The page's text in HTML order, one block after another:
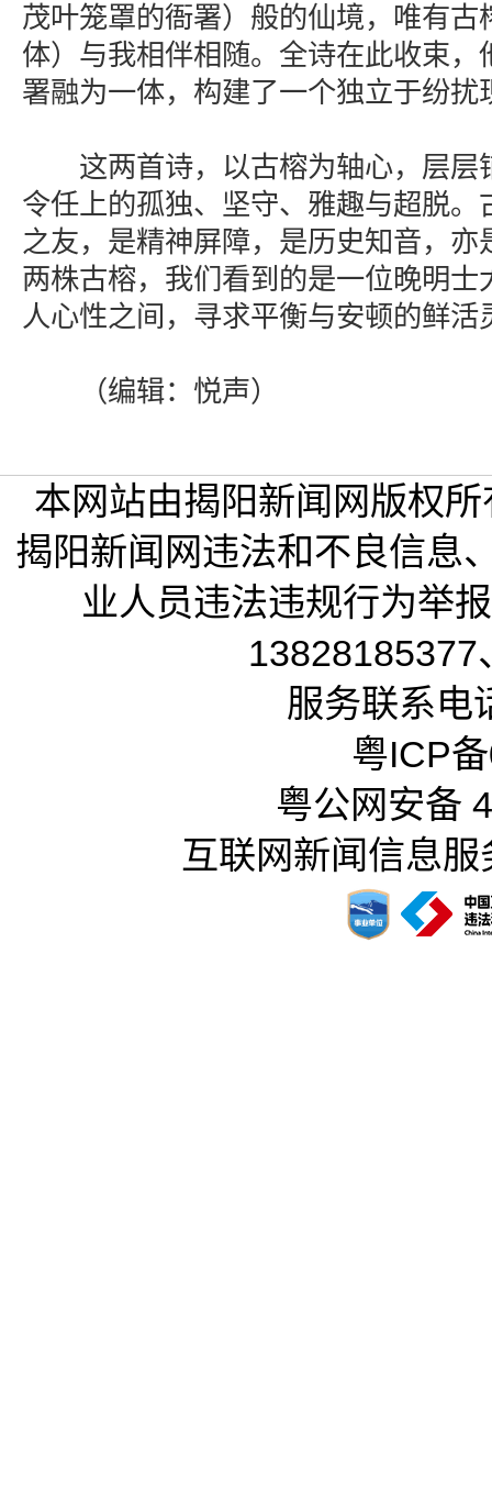
茂叶笼罩的衙署）般的仙境，唯有古
体）与我相伴相随。全诗在此收束，
署融为一体，构建了一个独立于纷扰
这两首诗，以古榕为轴心，层层
令任上的孤独、坚守、雅趣与超脱。
之友，是精神屏障，是历史知音，亦
两株古榕，我们看到的是一位晚明士
人心性之间，寻求平衡与安顿的鲜活
（编辑：悦声）
本网站由揭阳新闻网版权
揭阳新闻网违法和不良信息
业人员违法违规行为举
13828185377
服务联系电
粤ICP
粤公网安备
互联网新闻信息